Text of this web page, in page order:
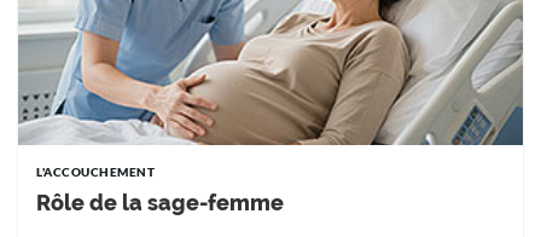
L'ACCOUCHEMENT
Rôle de la sage-femme